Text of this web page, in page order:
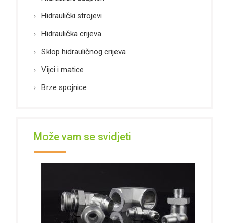
Hidraulički strojevi
Hidraulička crijeva
Sklop hidrauličnog crijeva
Vijci i matice
Brze spojnice
Može vam se svidjeti